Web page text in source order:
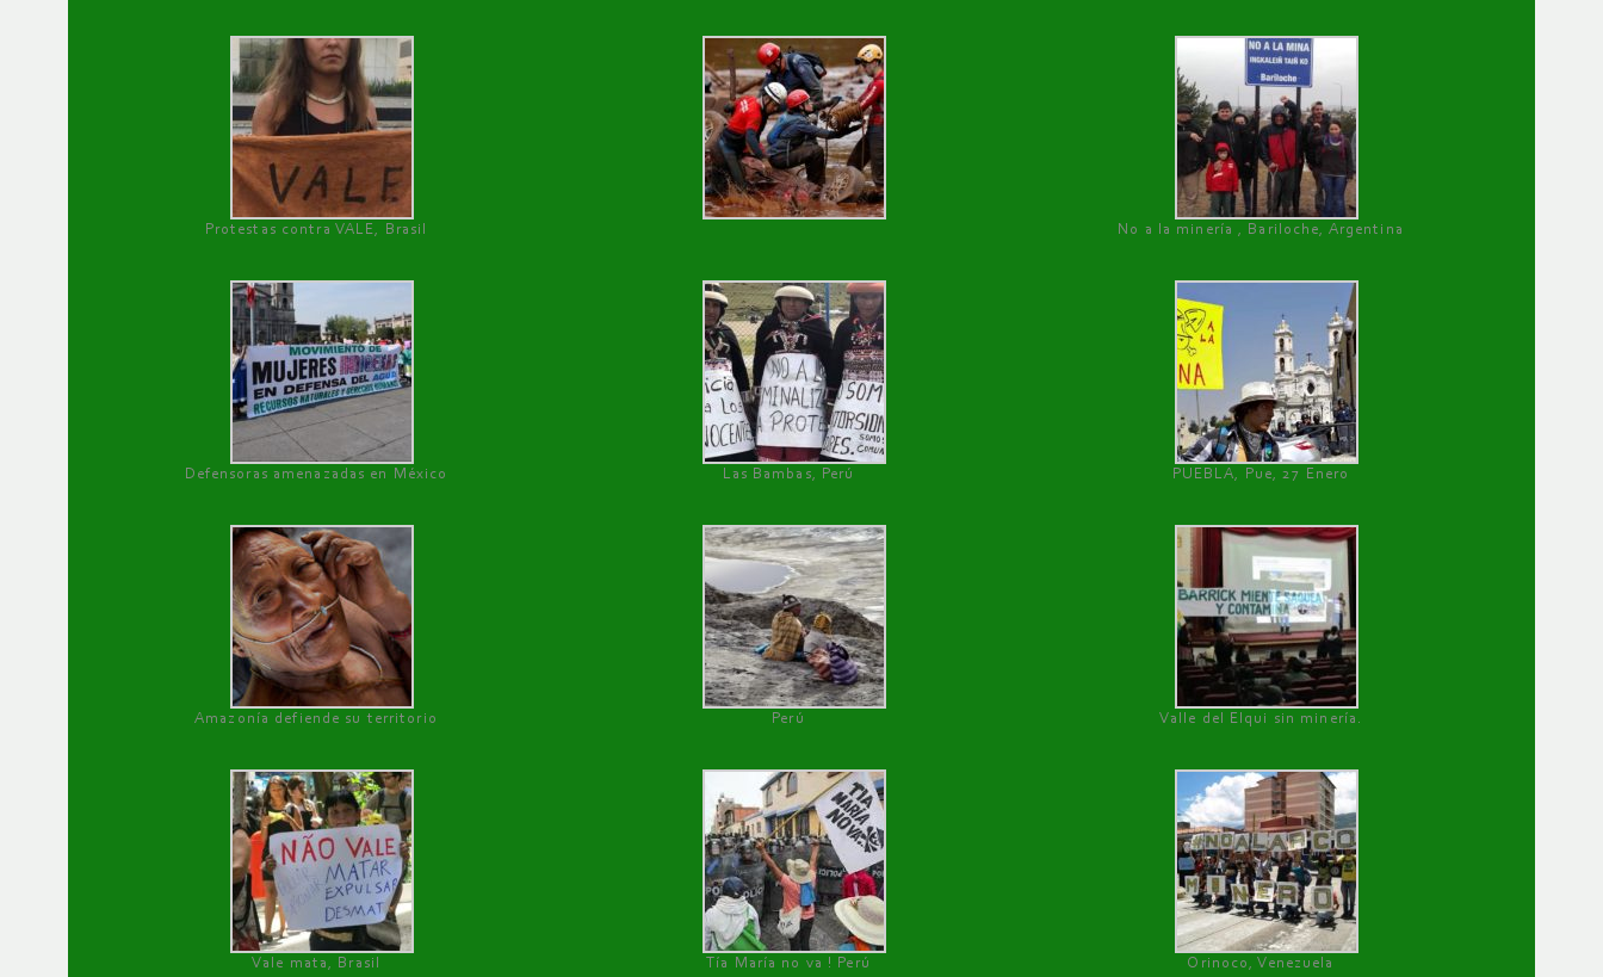
Protestas contra VALE, Brasil No a la minería , Bariloche, Argentina
Defensoras amenazadas en México Las Bambas, Perú PUEBLA, Pue, 27 Enero
Amazonía defiende su territorio Perú Valle del Elqui sin minería.
Vale mata, Brasil Tía María no va ! Perú Orinoco, Venezuela